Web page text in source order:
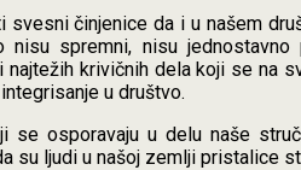
svesni činjenice da i u našem
nisu spremni, nisu
najtežih krivičnih dela koji se na
u društvo.
se osporavaju u delu naše
su ljudi u našoj zemlji pristalice